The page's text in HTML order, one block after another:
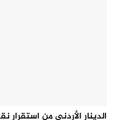
الدينار الأردني من استقرار